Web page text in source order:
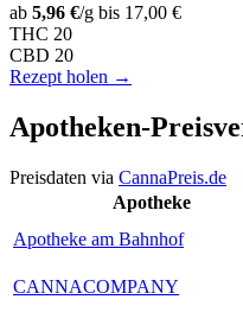
ab 5,96 €/g bis 17,00 €
THC 20
CBD 20
Rezept holen →
Apotheken-
Preisdaten via CannaPreis.de
Apotheke
Apotheke am Bahnhof
CANNACOMPANY